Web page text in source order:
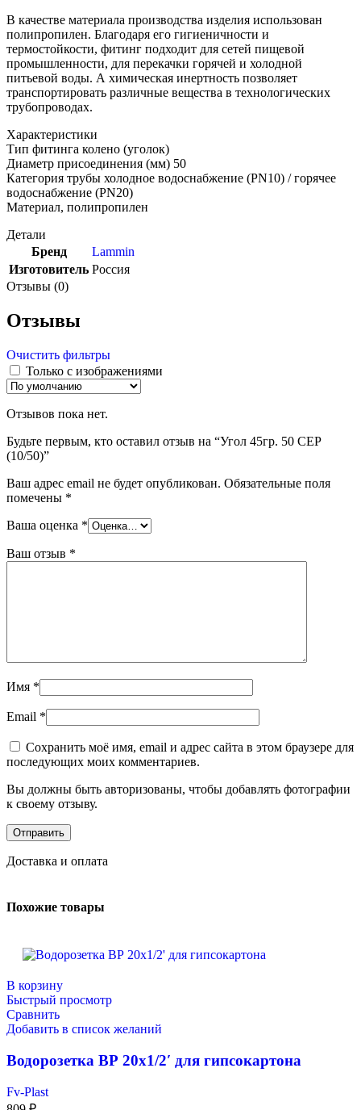
В качестве материала производства изделия использован
полипропилен. Благодаря его гигиеничности и
термостойкости, фитинг подходит для сетей пищевой
промышленности, для перекачки горячей и холодной
питьевой воды. А химическая инертность позволяет
транспортировать различные вещества в технологических
трубопроводах.
Характеристики
Тип фитинга колено (уголок)
Диаметр присоединения (мм) 50
Категория трубы холодное водоснабжение (PN10) / горячее
водоснабжение (PN20)
Материал, полипропилен
Детали
Бренд
Lammin
Изготовитель Россия
Отзывы (0)
Отзывы
Очистить фильтры
Только с изображениями
Отзывов пока нет.
Будьте первым, кто оставил отзыв на “Угол 45гр. 50 СЕР
(10/50)”
Ваш адрес email не будет опубликован. Обязательные поля
помечены *
Ваша оценка *
Ваш отзыв *
Имя *
Email *
Сохранить моё имя, email и адрес сайта в этом браузере для
последующих моих комментариев.
Вы должны быть авторизованы, чтобы добавлять фотографии
к своему отзыву.
Доставка и оплата
Похожие товары
В корзину
Быстрый просмотр
Сравнить
Добавить в список желаний
Водорозетка ВР 20х1/2′ для гипсокартона
Fv-Plast